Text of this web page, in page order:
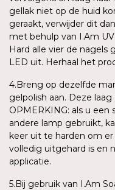
gellak niet op de huid
geraakt, verwijder dit
met behulp van I.Am
Hard alle vier de nagels
LED uit. Herhaal het
4.Breng op dezelfde
gelpolish aan. Deze
OPMERKING: als u
andere lamp gebruikt,
keer uit te harden om
volledig uitgehard is en
applicatie.
5.Bij gebruik van I.Am